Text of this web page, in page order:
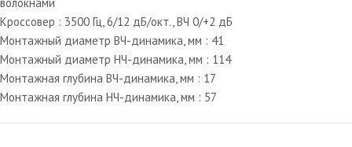
Кроссовер : 3500 Гц, 6/12 дБ/окт., ВЧ 0/+2 дБ
Монтажный диаметр ВЧ-динамика, мм : 41
Монтажный диаметр НЧ-динамика, мм : 114
Монтажная глубина ВЧ-динамика, мм : 17
Монтажная глубина НЧ-динамика, мм : 57